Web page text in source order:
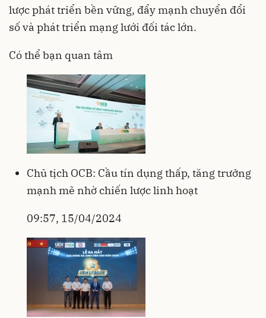
lược phát triển bền vững, đẩy mạnh chuyển đổi
số và phát triển mạng lưới đối tác lớn.
Có thể bạn quan tâm
Chủ tịch OCB: Cầu tín dụng thấp, tăng trưởng
mạnh mẽ nhờ chiến lược linh hoạt
09:57, 15/04/2024